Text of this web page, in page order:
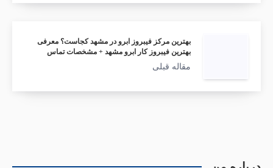
بهترین مرکز فیبروز ابرو در مشهد کجاست؟ معرفی
بهترین فیبروز کار ابرو مشهد + مشخصات تماس
مقاله قبلی